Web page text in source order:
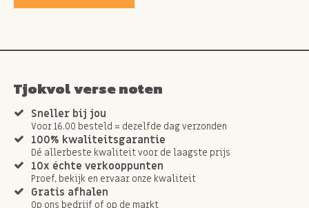
Tjokvol verse noten
Sneller bij jou
Voor 16.00 besteld = dezelfde dag verzonden
100% kwaliteitsgarantie
Dé allerbeste kwaliteit voor de laagste prijs
10x échte verkooppunten
Proef, bekijk en ervaar onze kwaliteit
Gratis afhalen
Op ons bedrijf of op de markt